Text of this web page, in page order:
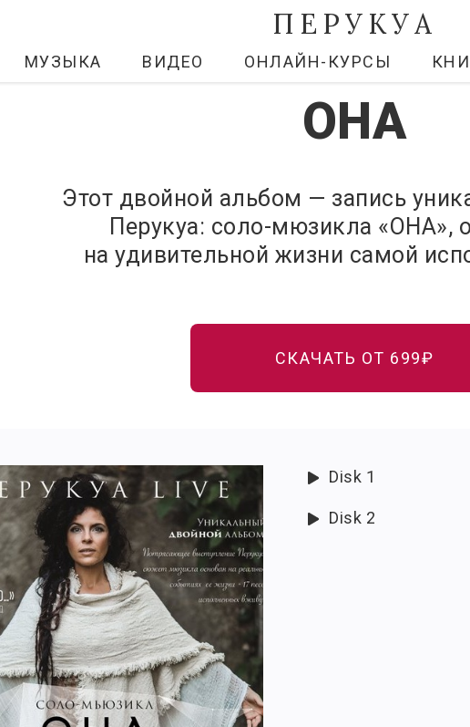
ПЕРУКУА
МУЗЫКА ВИДЕО ОНЛАЙН-КУРСЫ
ОНА
Этот двойной альбом — запись
Перукуа: соло-мюзикла «ОНА»,
на удивительной жизни самой
СКАЧАТЬ ОТ 699₽
Disk 1
Disk 2